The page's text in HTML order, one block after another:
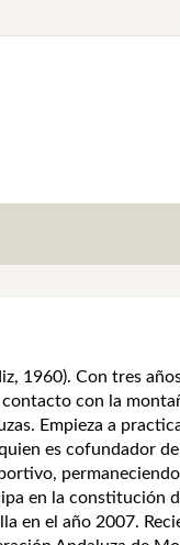
1960). Con tres
con la
Empieza a
es cofundador
en la constitución
en el año 2007.